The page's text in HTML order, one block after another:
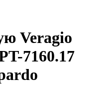
Veragio
7160.17